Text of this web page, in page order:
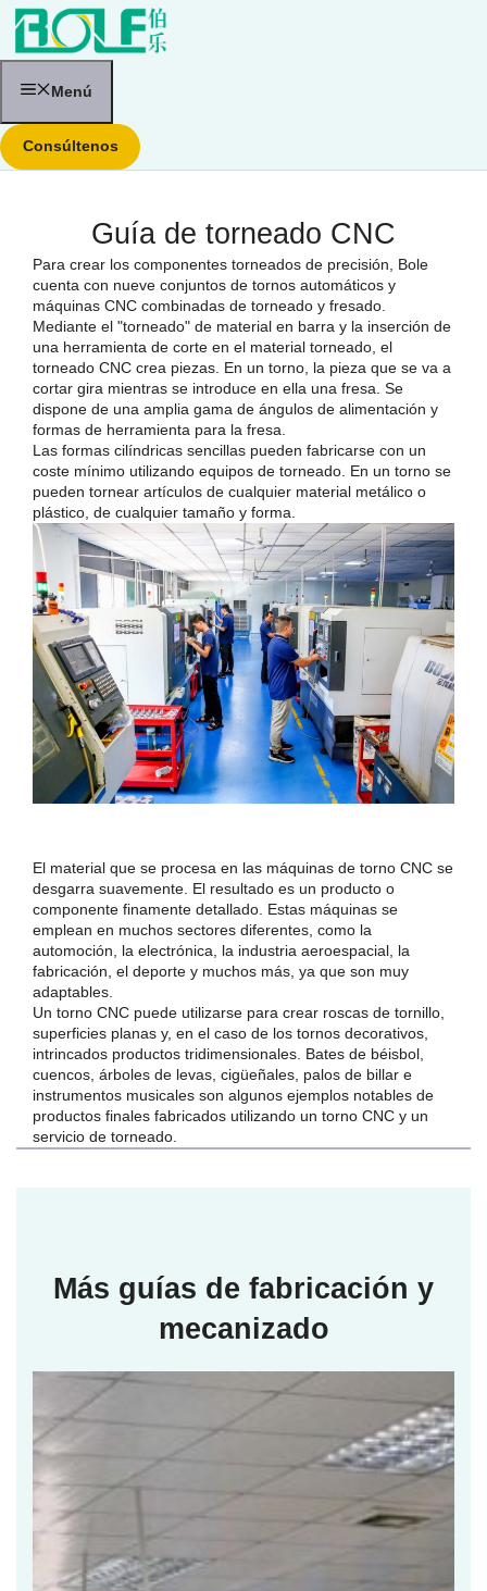
Saltar
contenido
Menú
Consúltenos
Guía de torneado CNC
Para crear los componentes torneados de precisión, Bole
cuenta con nueve conjuntos de tornos automáticos y
máquinas CNC combinadas de torneado y fresado.
Mediante el "torneado" de material en barra y la inserción de
una herramienta de corte en el material torneado, el
torneado CNC crea piezas. En un torno, la pieza que se va a
cortar gira mientras se introduce en ella una fresa. Se
dispone de una amplia gama de ángulos de alimentación y
formas de herramienta para la fresa.
Las formas cilíndricas sencillas pueden fabricarse con un
coste mínimo utilizando equipos de torneado. En un torno se
pueden tornear artículos de cualquier material metálico o
plástico, de cualquier tamaño y forma.
El material que se procesa en las máquinas de torno CNC se
desgarra suavemente. El resultado es un producto o
componente finamente detallado. Estas máquinas se
emplean en muchos sectores diferentes, como la
automoción, la electrónica, la industria aeroespacial, la
fabricación, el deporte y muchos más, ya que son muy
adaptables.
Un torno CNC puede utilizarse para crear roscas de tornillo,
superficies planas y, en el caso de los tornos decorativos,
intrincados productos tridimensionales. Bates de béisbol,
cuencos, árboles de levas, cigüeñales, palos de billar e
instrumentos musicales son algunos ejemplos notables de
productos finales fabricados utilizando un torno CNC y un
servicio de torneado.
Más guías de fabricación y
mecanizado